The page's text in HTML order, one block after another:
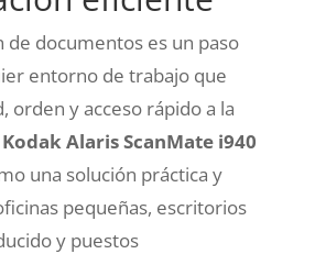
de documentos es un paso
entorno de trabajo que
orden y acceso rápido a la
Kodak Alaris ScanMate i940
una solución práctica y
pequeñas, escritorios
y puestos